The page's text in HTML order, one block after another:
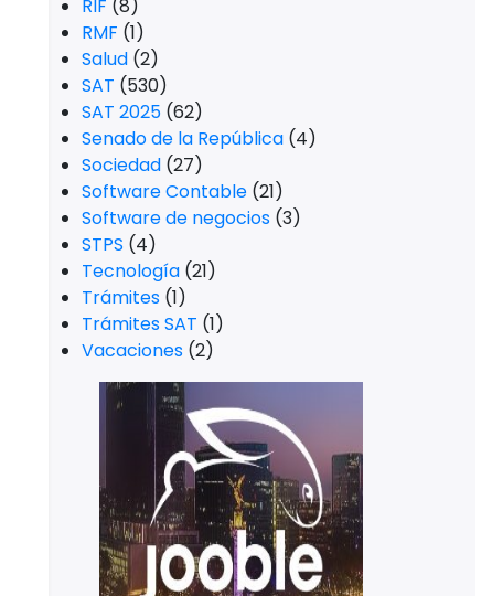
RIF (8)
RMF (1)
Salud (2)
SAT (530)
SAT 2025 (62)
Senado de la República (4)
Sociedad (27)
Software Contable (21)
Software de negocios (3)
STPS (4)
Tecnología (21)
Trámites (1)
Trámites SAT (1)
Vacaciones (2)